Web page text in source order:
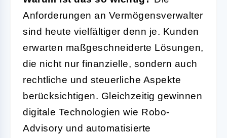
Anforderungen an Vermögensverwalter
sind heute vielfältiger denn je. Kunden
erwarten maßgeschneiderte Lösungen,
die nicht nur finanzielle, sondern auch
rechtliche und steuerliche Aspekte
berücksichtigen. Gleichzeitig gewinnen
digitale Technologien wie Robo-
Advisory und automatisierte